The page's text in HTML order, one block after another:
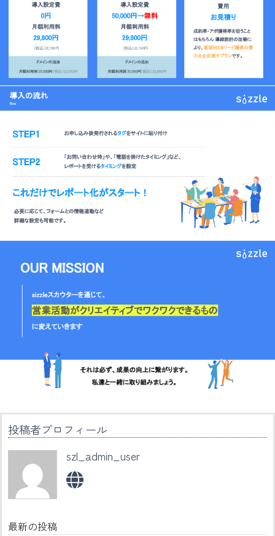
投稿者プロフィール
szl_admin_user
最新の投稿